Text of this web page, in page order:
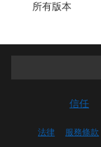
所有版本
信任
法律 服務條款